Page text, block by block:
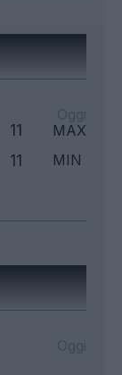
11 MAX
11 MIN